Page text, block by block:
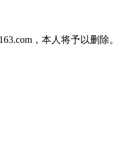
，本人将予以删除。